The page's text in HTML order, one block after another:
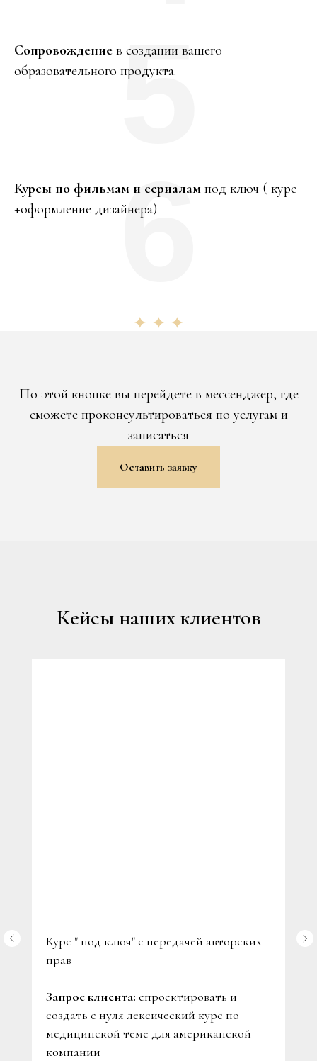
Сопровождение в создании вашего
образовательного продукта.
5
Курсы по фильмам и сериалам под ключ ( курс
+оформление дизайнера)6
По этой кнопке вы перейдете в мессенджер, где
сможете проконсультироваться по услугам и
записаться
Оставить заявку
Кейсы наших клиентов
Курс " под ключ" с передачей авторских
прав
Запрос клиента: спроектировать и
создать с нуля лексический курс по
медицинской теме для американской
компании